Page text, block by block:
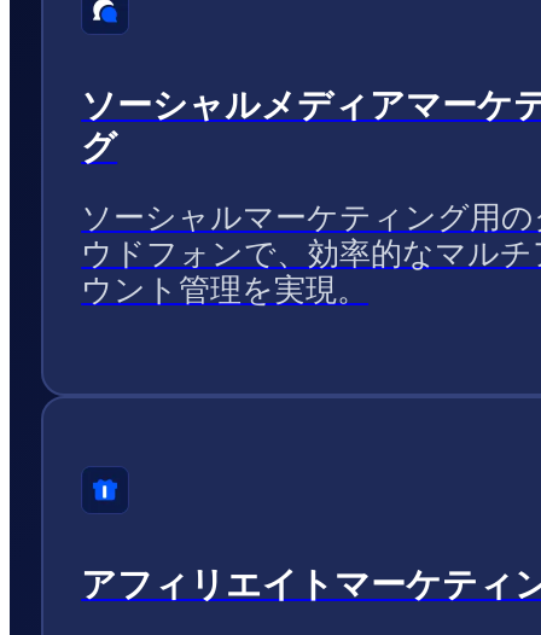
ソーシャルメディアマーケ
グ
ソーシャルマーケティング用
ウドフォンで、効率的なマル
ウント管理を実現。
アフィリエイトマーケティ